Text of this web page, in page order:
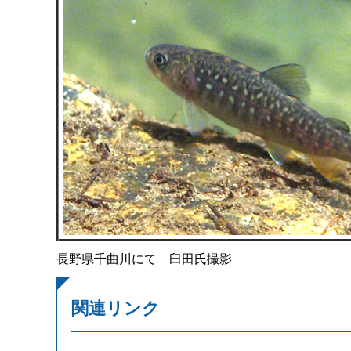
長野県千曲川にて 臼田氏撮影
関連リンク